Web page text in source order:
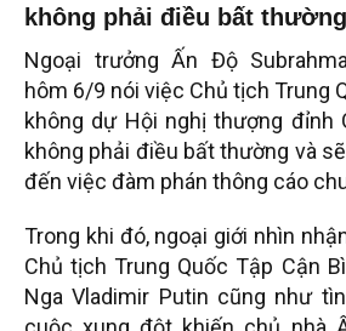
không phải điều bất thường
Ngoại trưởng Ấn Độ
hôm 6/9 nói việc Chủ tịch Trung
không dự Hội nghị thượng đỉnh
không phải điều bất thường và
đến việc đàm phán thông cáo
Trong khi đó, ngoại giới nhìn
Chủ tịch Trung Quốc Tập Cận
Nga Vladimir Putin cũng như